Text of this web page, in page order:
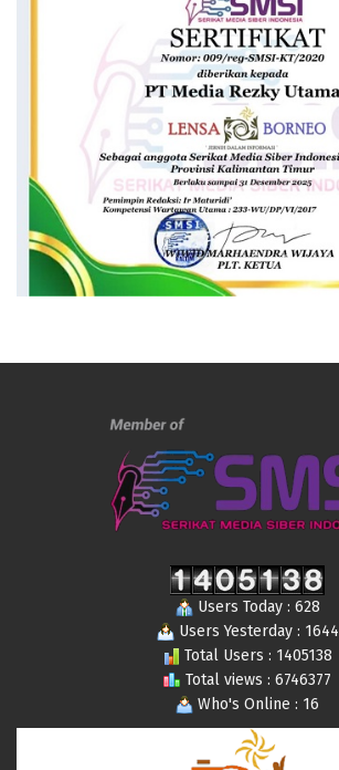
Users Today : 628
Users Yesterday : 1644
Total Users : 1405138
Total views : 6746377
Who's Online : 16